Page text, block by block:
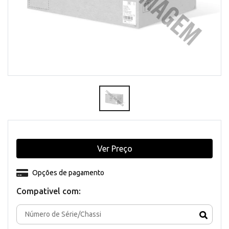
Compativel com:
Opções de pagamento
Ver Preço